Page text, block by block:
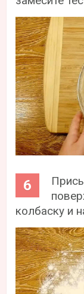
колбаску и